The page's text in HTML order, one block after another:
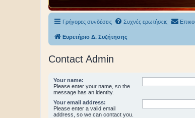
Γρήγορες συνδέσεις Συχνές ερωτήσεις
Ευρετήριο Δ. Συζήτησης
Contact Admin
Your name:
Please enter your name, so the
message has an identity.
Your email address:
Please enter a valid email
address, so we can contact you.